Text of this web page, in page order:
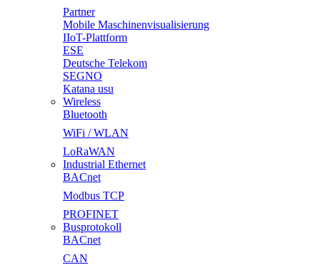
Partner
Mobile Maschinenvisualisierung
IIoT-Plattform
ESE
Deutsche Telekom
SEGNO
Katana usu
Wireless
Bluetooth
WiFi / WLAN
LoRaWAN
Industrial Ethernet
BACnet
Modbus TCP
PROFINET
Busprotokoll
BACnet
CAN